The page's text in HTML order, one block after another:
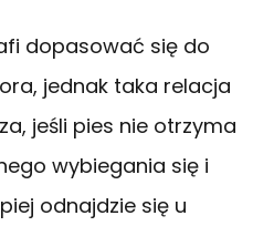
dopasować się do
jednak taka relacja
jeśli pies nie otrzyma
wybiegania się i
odnajdzie się u